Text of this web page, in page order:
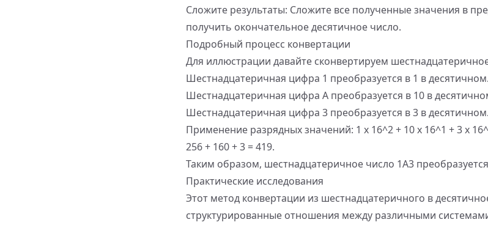
Сложите результаты: Сложите все полученные значения в
получить окончательное десятичное число.
Подробный процесс конвертации
Для иллюстрации давайте сконвертируем
Шестнадцатеричная цифра 1 преобразуется в 1 в десятичном.
Шестнадцатеричная цифра A преобразуется в 10 в
Шестнадцатеричная цифра 3 преобразуется в 3 в десятичном.
Применение разрядных значений: 1 x 16^2 + 10 x 16^1 + 3 x
256 + 160 + 3 = 419.
Таким образом, шестнадцатеричное число 1A3
Практические исследования
Этот метод конвертации из шестнадцатеричного в
структурированные отношения между различными